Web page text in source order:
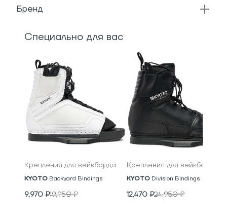
Бренд
Специально для вас
Крепления для вейкборда
KYOTO Backyard Bindings
9,970 ₽19,950₽
Крепления для вейкборда
KYOTO Division Bindings
12,470 ₽24,950₽